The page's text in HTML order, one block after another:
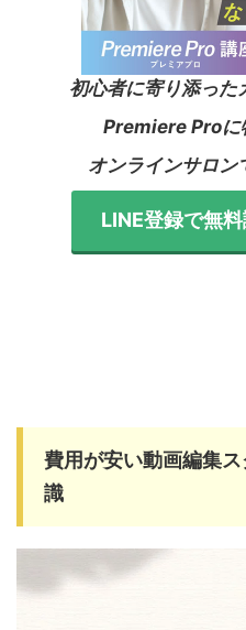
初心者に寄り添った
Premiere Proに
オンラインサロン
LINE登録で無
費用が安い動画編集
識